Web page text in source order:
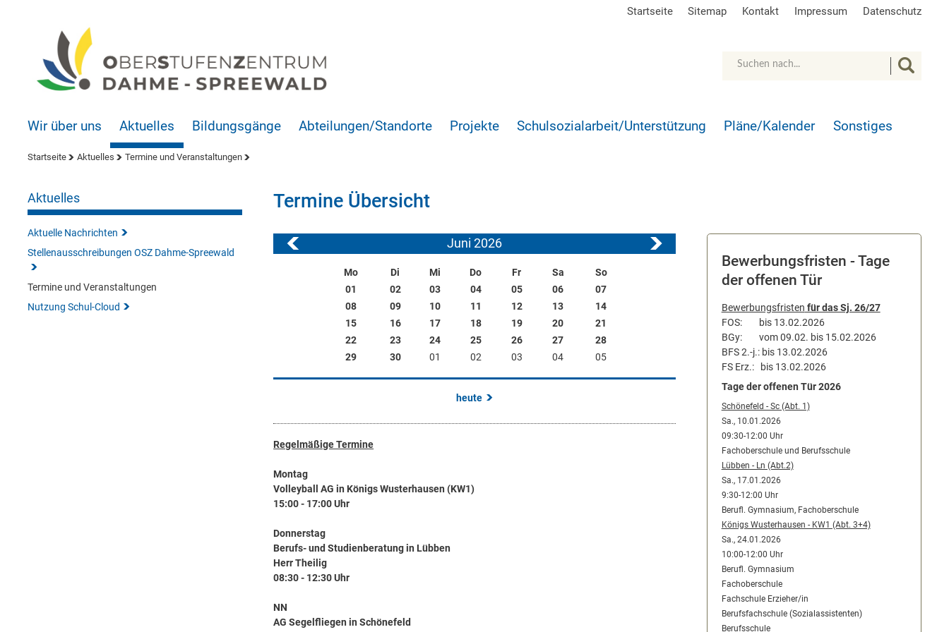
Startseite Sitemap Kontakt Impressum Datenschutz
Wir über uns Aktuelles Bildungsgänge Abteilungen/Standorte Projekte Schulsozialarbeit/Unterstützung Pläne/Kalender Sonstiges
Startseite Aktuelles Termine und Veranstaltungen
Aktuelles
Aktuelle Nachrichten
Stellenausschreibungen OSZ Dahme-Spreewald
Termine und Veranstaltungen
Nutzung Schul-Cloud
Termine Übersicht
Juni 2026
Mo Di Mi Do Fr Sa
So
01
02 03 04 05 06
07
08
09 10 11 12 13
14
15
16 17 18 19 20
21
22
23 24 25 26 27
28
29
30 01 02 03 04 05
heute
Regelmäßige Termine
Montag
Volleyball AG in Königs Wusterhausen (KW1)
15:00 - 17:00 Uhr
Donnerstag
Berufs- und Studienberatung in Lübben
Herr Theilig
08:30 - 12:30 Uhr
NN
AG Segelfliegen in Schönefeld
Bewerbungsfristen - Tage
der offenen Tür
Bewerbungsfristen für das Sj. 26/27
FOS: bis 13.02.2026
BGy: vom 09.02. bis 15.02.2026
BFS 2.-j.: bis 13.02.2026
FS Erz.: bis 13.02.2026
Tage der offenen Tür 2026
Schönefeld - Sc (Abt. 1)
Sa., 10.01.2026
09:30-12:00 Uhr
Fachoberschule und Berufsschule
Lübben - Ln (Abt.2)
Sa., 17.01.2026
9:30-12:00 Uhr
Berufl. Gymnasium, Fachoberschule
Königs Wusterhausen - KW1 (Abt. 3+4)
Sa., 24.01.2026
10:00-12:00 Uhr
Berufl. Gymnasium
Fachoberschule
Fachschule Erzieher/in
Berufsfachschule (Sozialassistenten)
Berufsschule